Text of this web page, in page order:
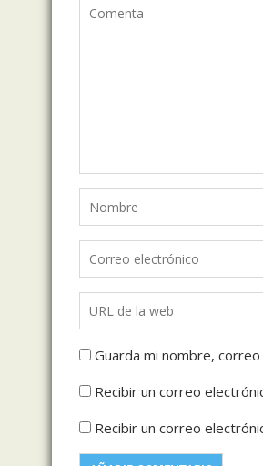
Guarda mi nombre,
Recibir un correo
Recibir un correo